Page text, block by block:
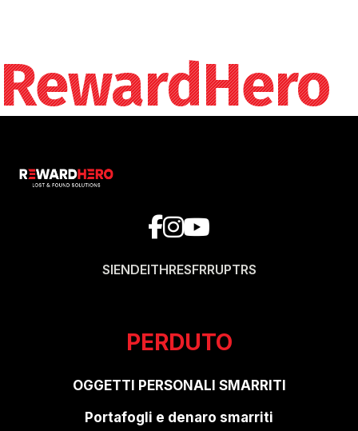
RewardHero
SIENDEITHRESFRRUPTRS
PERDUTO
OGGETTI PERSONALI SMARRITI
Portafogli e denaro smarriti